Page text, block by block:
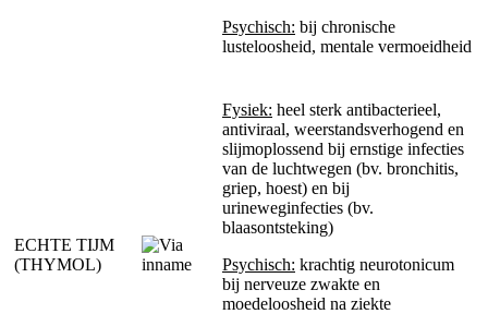
Psychisch: bij chronische
lusteloosheid, mentale vermoeidheid
ECHTE TIJM
(THYMOL)
Fysiek: heel sterk antibacterieel,
antiviraal, weerstandsverhogend en
slijmoplossend bij ernstige infecties
van de luchtwegen (bv. bronchitis,
griep, hoest) en bij
urineweginfecties (bv.
blaasontsteking)
Psychisch: krachtig neurotonicum
bij nerveuze zwakte en
moedeloosheid na ziekte